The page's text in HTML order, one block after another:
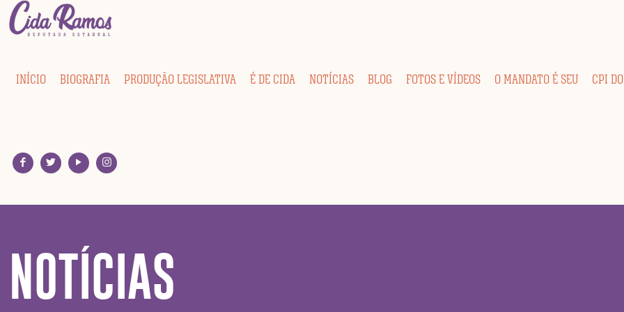
INÍCIO BIOGRAFIA PRODUÇÃO LEGISLATIVA É DE CIDA NOTÍCIAS BLOG FOTOS E VÍDEOS O MANDATO É SEU CPI
NOTÍCIAS